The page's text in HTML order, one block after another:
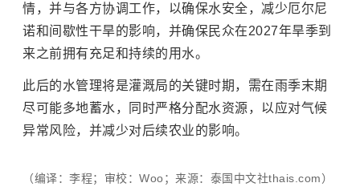
情，并与各方协调工作，以确保水安全，减少厄尔尼
诺和间歇性干旱的影响，并确保民众在2027年旱季到
来之前拥有充足和持续的用水。
此后的水管理将是灌溉局的关键时期，需在雨季末期
尽可能多地蓄水，同时严格分配水资源，以应对气候
异常风险，并减少对后续农业的影响。
（编译：李程；审校：Woo；来源：泰国中文社thais.com）